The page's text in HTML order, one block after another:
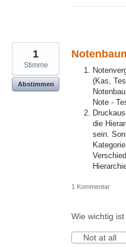
(Kas,
Note -
die
sein.
1
Stimme
Abstimmen
1 Kommentar
Wie wichtig
Not at all